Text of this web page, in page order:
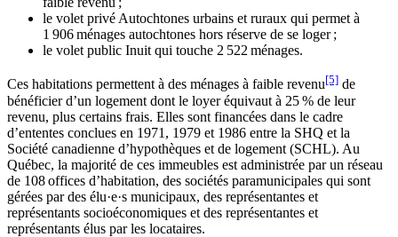
le volet privé Autochtones urbains et ruraux qui permet à
1 906 ménages autochtones hors réserve de se loger ;
le volet public Inuit qui touche 2 522 ménages.
Ces habitations permettent à des ménages à faible revenu[5] de
bénéficier d’un logement dont le loyer équivaut à 25 % de leur
revenu, plus certains frais. Elles sont financées dans le cadre
d’ententes conclues en 1971, 1979 et 1986 entre la SHQ et la
Société canadienne d’hypothèques et de logement (SCHL). Au
Québec, la majorité de ces immeubles est administrée par un réseau
de 108 offices d’habitation, des sociétés paramunicipales qui sont
gérées par des élu·e·s municipaux, des représentantes et
représentants socioéconomiques et des représentantes et
représentants élus par les locataires.